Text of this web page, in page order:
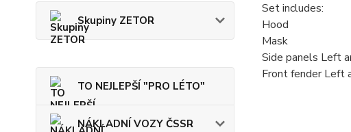
Skupiny ZETOR
TO NEJLEPŠÍ "PRO LÉTO"
NÁKLADNÍ VOZY ČSSR
Set includes:
Hood
Mask
Side panels Left
Front fender Left